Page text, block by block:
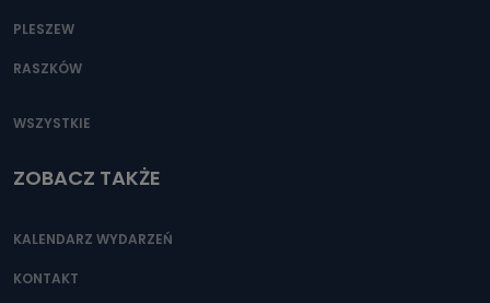
PLESZEW
RASZKÓW
WSZYSTKIE
ZOBACZ TAKŻE
KALENDARZ WYDARZEŃ
KONTAKT